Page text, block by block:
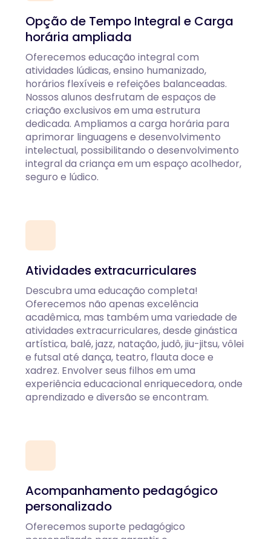
Opção de Tempo Integral e Carga
horária ampliada
Oferecemos educação integral com
atividades lúdicas, ensino humanizado,
horários flexíveis e refeições balanceadas.
Nossos alunos desfrutam de espaços de
criação exclusivos em uma estrutura
dedicada. Ampliamos a carga horária para
aprimorar linguagens e desenvolvimento
intelectual, possibilitando o desenvolvimento
integral da criança em um espaço acolhedor,
seguro e lúdico.
Atividades extracurriculares
Descubra uma educação completa!
Oferecemos não apenas excelência
acadêmica, mas também uma variedade de
atividades extracurriculares, desde ginástica
artística, balé, jazz, natação, judô, jiu-jitsu, vôlei
e futsal até dança, teatro, flauta doce e
xadrez. Envolver seus filhos em uma
experiência educacional enriquecedora, onde
aprendizado e diversão se encontram.
Acompanhamento pedagógico
personalizado
Oferecemos suporte pedagógico